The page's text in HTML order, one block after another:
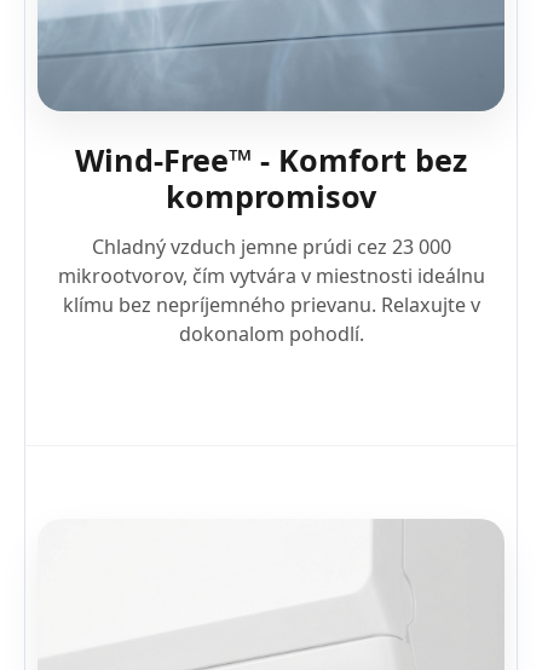
Wind-Free™ - Komfort bez
kompromisov
Chladný vzduch jemne prúdi cez 23 000
mikrootvorov, čím vytvára v miestnosti ideálnu
klímu bez nepríjemného prievanu. Relaxujte v
dokonalom pohodlí.